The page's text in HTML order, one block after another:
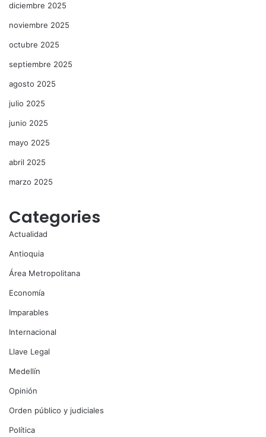
diciembre 2025
noviembre 2025
octubre 2025
septiembre 2025
agosto 2025
julio 2025
junio 2025
mayo 2025
abril 2025
marzo 2025
Categories
Actualidad
Antioquia
Área Metropolitana
Economía
Imparables
Internacional
Llave Legal
Medellín
Opinión
Orden público y judiciales
Política